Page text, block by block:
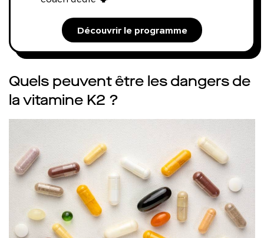
Découvrir le programme
Quels peuvent être les dangers de
la vitamine K2 ?